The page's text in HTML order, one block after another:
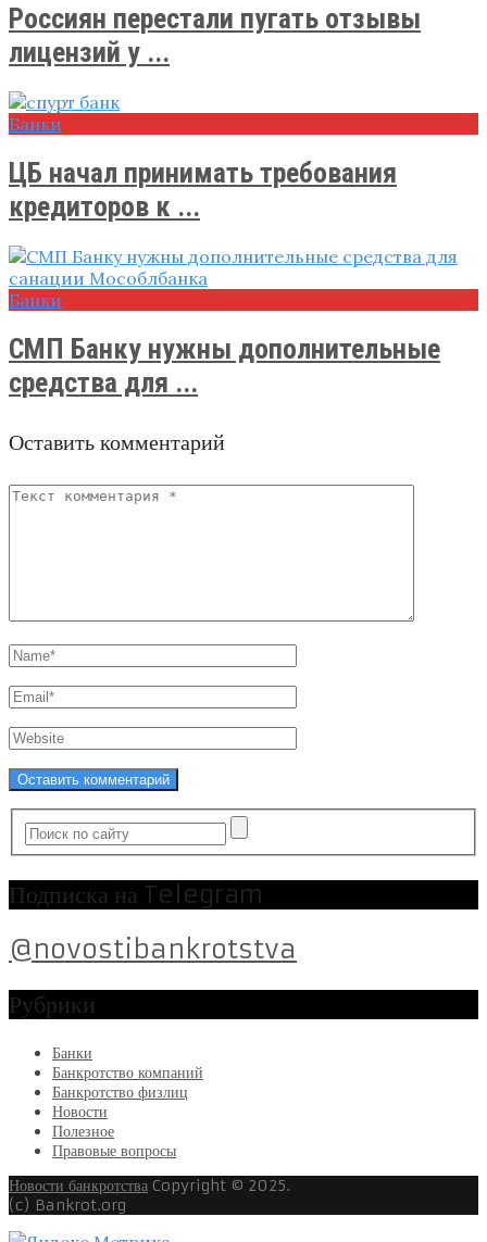
Россиян перестали пугать отзывы
лицензий у ...
Банки
ЦБ начал принимать требования
кредиторов к ...
Банки
СМП Банку нужны дополнительные
средства для ...
Оставить комментарий
Подписка на Telegram
@novostibankrotstva
Рубрики
Банки
Банкротство компаний
Банкротство физлиц
Новости
Полезное
Правовые вопросы
Новости банкротства Copyright © 2025.
(c) Bankrot.org